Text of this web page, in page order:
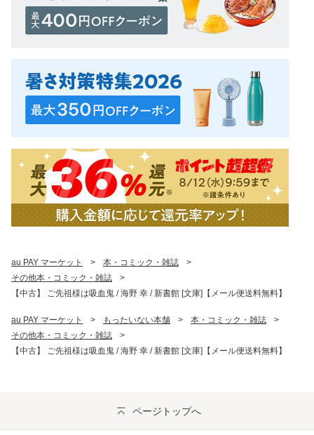
au PAY マーケット > 本・コミック・雑誌
>
その他本・コミック・雑誌
>
【中古】 ご先祖様は吸血鬼 / 海野 幸 / 新書館 [文庫]【メール便送料無料】
au PAY マーケット > もったいない本舗 > 本・コミック・雑誌
>
その他本・コミック・雑誌
>
【中古】 ご先祖様は吸血鬼 / 海野 幸 / 新書館 [文庫]【メール便送料無料】
ページトップへ